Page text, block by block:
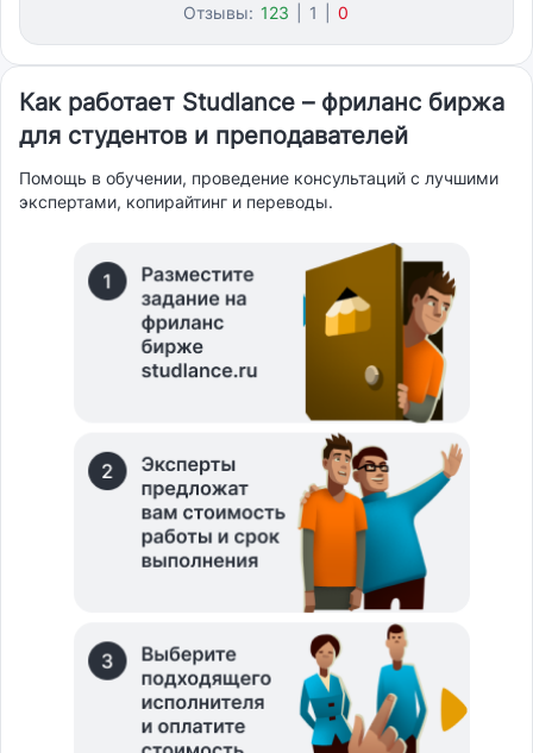
Отзывы: 123 1 0
Как работает Studlance – фриланс биржа
для студентов и преподавателей
Помощь в обучении, проведение консультаций с лучшими
экспертами, копирайтинг и переводы.